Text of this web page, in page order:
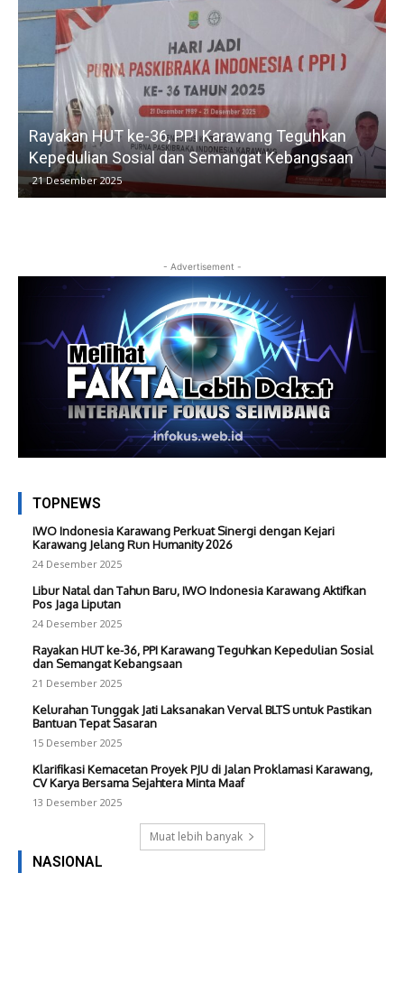
Kelurahan Tunggak Jati Laksanakan Verval
untuk Pastikan Bantuan Tepat Sasaran
15 Desember 2025
- Advertisement -
TOPNEWS
IWO Indonesia Karawang Perkuat Sinergi dengan Kejari
Karawang Jelang Run Humanity 2026
24 Desember 2025
Libur Natal dan Tahun Baru, IWO Indonesia Karawang Aktifkan
Pos Jaga Liputan
24 Desember 2025
Rayakan HUT ke-36, PPI Karawang Teguhkan Kepedulian Sosial
dan Semangat Kebangsaan
21 Desember 2025
Kelurahan Tunggak Jati Laksanakan Verval BLTS untuk Pastikan
Bantuan Tepat Sasaran
15 Desember 2025
Klarifikasi Kemacetan Proyek PJU di Jalan Proklamasi Karawang,
CV Karya Bersama Sejahtera Minta Maaf
13 Desember 2025
Muat lebih banyak
NASIONAL